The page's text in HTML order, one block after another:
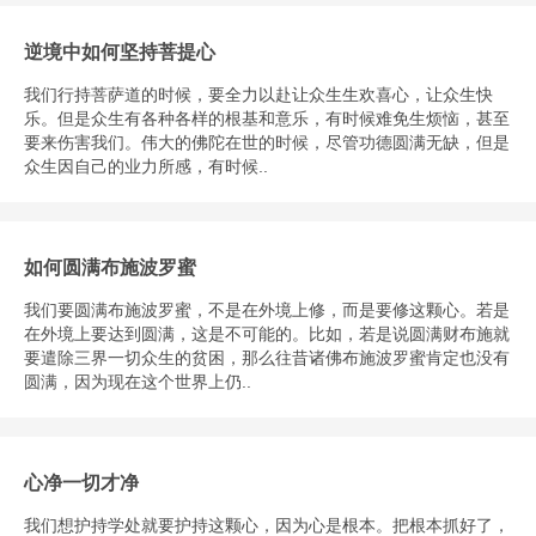
逆境中如何坚持菩提心
我们行持菩萨道的时候，要全力以赴让众生生欢喜心，让众生快
乐。但是众生有各种各样的根基和意乐，有时候难免生烦恼，甚至
要来伤害我们。伟大的佛陀在世的时候，尽管功德圆满无缺，但是
众生因自己的业力所感，有时候..
如何圆满布施波罗蜜
我们要圆满布施波罗蜜，不是在外境上修，而是要修这颗心。若是
在外境上要达到圆满，这是不可能的。比如，若是说圆满财布施就
要遣除三界一切众生的贫困，那么往昔诸佛布施波罗蜜肯定也没有
圆满，因为现在这个世界上仍..
心净一切才净
我们想护持学处就要护持这颗心，因为心是根本。把根本抓好了，